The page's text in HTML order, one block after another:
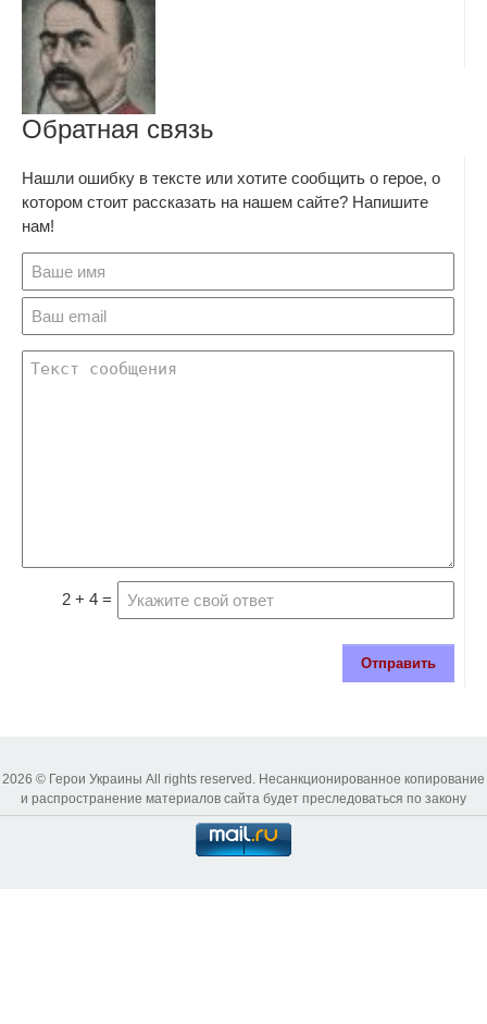
Обратная связь
Нашли ошибку в тексте или хотите сообщить о герое, о
котором стоит рассказать на нашем сайте? Напишите
нам!
2 + 4 =
Отправить
2026 © Герои Украины All rights reserved. Несанкционированное копирование
и распространение материалов сайта будет преследоваться по закону